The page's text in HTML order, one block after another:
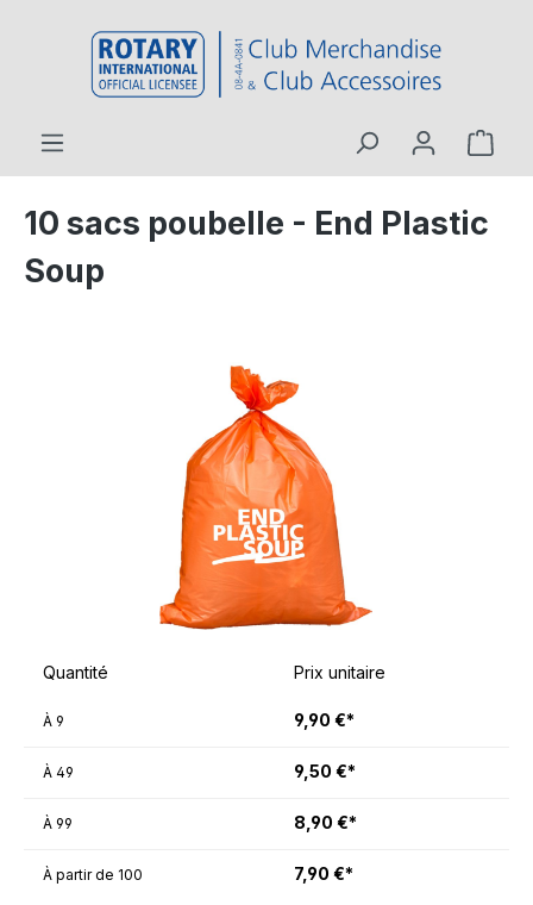
10 sacs poubelle - End Plastic
Soup
Quantité Prix unitaire
À 9 9,90 €*
À 49 9,50 €*
À 99 8,90 €*
À partir de 100 7,90 €*